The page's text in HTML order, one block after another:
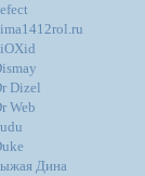
Dizel
Web
Дина